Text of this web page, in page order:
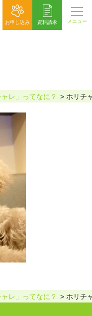
お申し込み 資料請求 メニュー
レ」ってなに？ ホリチ
レ」ってなに？ ホリチ